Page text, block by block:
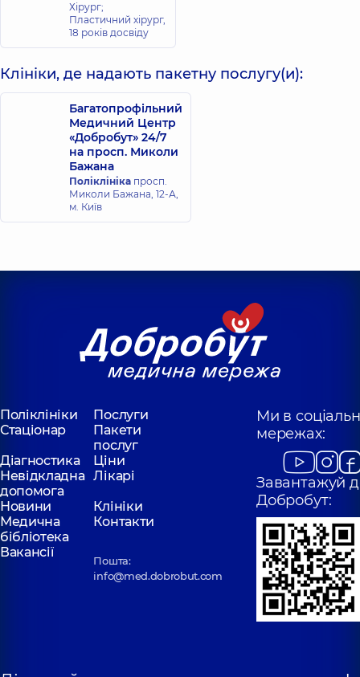
Хірург;
Пластичний хірург,
18 років досвіду
Клініки, де надають пакетну послугу(и):
Багатопрофільний
Медичний Центр
«Добробут» 24/7
на просп. Миколи
Бажана
Поліклініка просп.
Миколи Бажана, 12-А,
м. Київ
Поліклініки
Послуги
Стаціонар
Пакети
послуг
Діагностика
Ціни
Невідкладна
допомога
Лікарі
Новини
Клініки
Медична
бібліотека
Контакти
Вакансії
Пошта:
info@med.dobrobut.com
Ми в
мережах:
Завантажуй
Добробут: